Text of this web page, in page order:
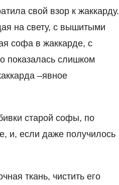
свой взор к жаккарду.
на свету, с вышитыми
софа в жаккарде, с
показалась слишком
–явное
старой софы, по
и, если даже получилось
ткань, чистить его